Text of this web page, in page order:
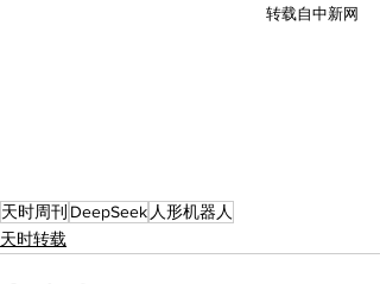
转载自中新网
天时周刊 DeepSeek 人形机器人
天时转载